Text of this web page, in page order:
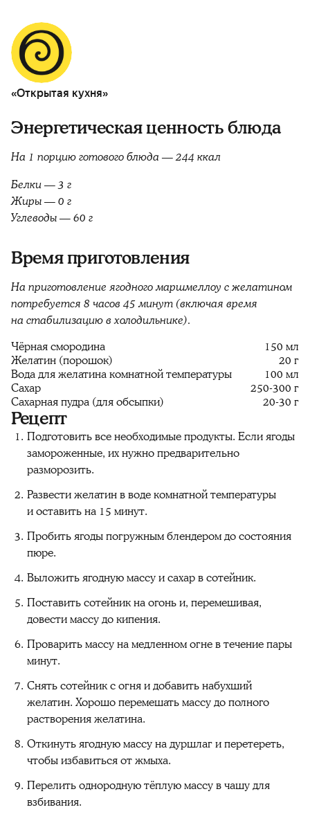
«Открытая кухня»
Энергетическая ценность блюда
На 1 порцию готового блюда — 244 ккал
Белки — 3 г
Жиры — 0 г
Углеводы — 60 г
Время приготовления
На приготовление ягодного маршмеллоу с желатином
потребуется 8 часов 45 минут (включая время
на стабилизацию в холодильнике).
Чёрная смородина
150 мл
Желатин (порошок)
20 г
Вода для желатина комнатной температуры
100 мл
Сахар
250-300 г
Сахарная пудра (для обсыпки)
20-30 г
Рецепт
Подготовить все необходимые продукты. Если ягоды
замороженные, их нужно предварительно
разморозить.
Развести желатин в воде комнатной температуры
и оставить на 15 минут.
Пробить ягоды погружным блендером до состояния
пюре.
Выложить ягодную массу и сахар в сотейник.
Поставить сотейник на огонь и, перемешивая,
довести массу до кипения.
Проварить массу на медленном огне в течение пары
минут.
Снять сотейник с огня и добавить набухший
желатин. Хорошо перемешать массу до полного
растворения желатина.
Откинуть ягодную массу на дуршлаг и перетереть,
чтобы избавиться от жмыха.
Перелить однородную тёплую массу в чашу для
взбивания.